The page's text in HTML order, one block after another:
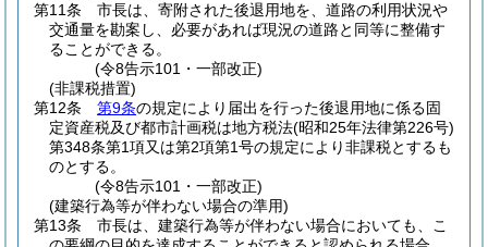
第11条
市長は、寄附された後退用地を、道路の利用状況や
交通量を勘案し、必要があれば現況の道路と同等に整備す
ることができる。
(令8告示101・一部改正)
(非課税措置)
第12条
第9条の規定により届出を行った後退用地に係る固
定資産税及び都市計画税は地方税法(昭和25年法律第226号)
第348条第1項又は第2項第1号の規定により非課税とするも
のとする。
(令8告示101・一部改正)
(建築行為等が伴わない場合の準用)
第13条
市長は、建築行為等が伴わない場合においても、こ